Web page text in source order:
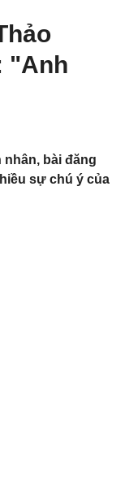
"Anh
nhân, bài đăng
sự chú ý của